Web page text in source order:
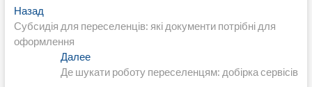
Навигация
по
записям
НазадПредыдущая
запись:
Субсидія для переселенців: які документи потрібні для
оформлення
ДалееСледующая
запись:
Де шукати роботу переселенцям: добірка сервісів